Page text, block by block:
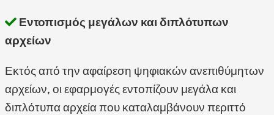
Εντοπισμός μεγάλων και διπλότυπων
αρχείων
Εκτός από την αφαίρεση ψηφιακών ανεπιθύμητων
αρχείων, οι εφαρμογές εντοπίζουν μεγάλα και
διπλότυπα αρχεία που καταλαμβάνουν περιττό